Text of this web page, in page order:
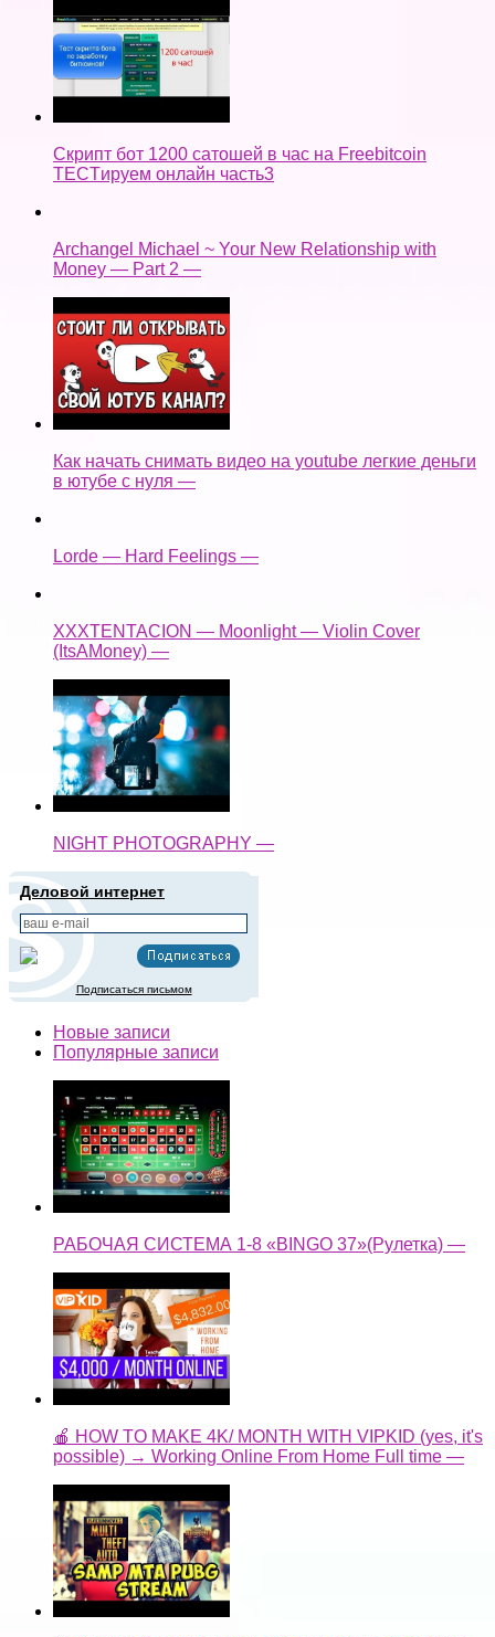
Скрипт бот 1200 сатошей в час на Freebitcoin
TECTируем онлайн часть3
Archangel Michael ~ Your New Relationship with
Money — Part 2 —
Как начать снимать видео на youtube легкие деньги
в ютубе с нуля —
Lorde — Hard Feelings —
XXXTENTACION — Moonlight — Violin Cover
(ItsAMoney) —
NIGHT PHOTOGRAPHY —
Деловой интернет
Подписаться письмом
Новые записи
Популярные записи
РАБОЧАЯ СИСТЕМА 1-8 «BINGO 37»(Рулетка) —
🍎 HOW TO MAKE 4K/ MONTH WITH VIPKID (yes, it's
possible) → Working Online From Home Full time —